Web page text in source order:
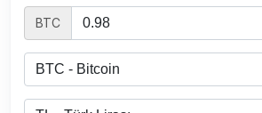
BTC